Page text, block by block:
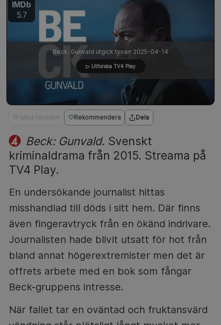
♡ Mina favoriter Rekommendera Dela
Beck: Gunvald. Svenskt
kriminaldrama från 2015. Streama på
TV4 Play.
En undersökande journalist hittas
misshandlad till döds i sitt hem. Där finns
även fingeravtryck från en ökänd indrivare.
Journalisten hade blivit utsatt för hot från
bland annat högerextremister men det är
offrets arbete med en bok som fångar
Beck-gruppens intresse.
När fallet tar en oväntad och fruktansvärd
Beck: Gunvald utgick tyvärr 2025-04-14
▷ Utforska TV4 Play
IMDb
5.7